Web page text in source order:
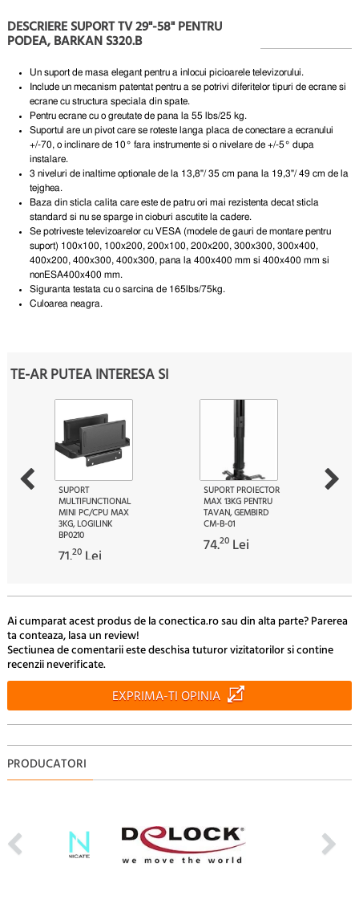
DESCRIERE SUPORT TV 29"-58" PENTRU
PODEA, BARKAN S320.B
Un suport de masa elegant pentru a inlocui picioarele televizorului.
Include un mecanism patentat pentru a se potrivi diferitelor tipuri de ecrane si
ecrane cu structura speciala din spate.
Pentru ecrane cu o greutate de pana la 55 lbs/25 kg.
Suportul are un pivot care se roteste langa placa de conectare a ecranului
+/-70, o inclinare de 10° fara instrumente si o nivelare de +/-5° dupa
instalare.
3 niveluri de inaltime optionale de la 13,8"/ 35 cm pana la 19,3"/ 49 cm de la
tejghea.
Baza din sticla calita care este de patru ori mai rezistenta decat sticla
standard si nu se sparge in cioburi ascutite la cadere.
Se potriveste televizoarelor cu VESA (modele de gauri de montare pentru
suport) 100x100, 100x200, 200x100, 200x200, 300x300, 300x400,
400x200, 400x300, 400x300, pana la 400x400 mm si 400x400 mm si
nonESA400x400 mm.
Siguranta testata cu o sarcina de 165lbs/75kg.
Culoarea neagra.
TE-AR PUTEA INTERESA SI
SUPORT
MULTIFUNCTIONAL
MINI PC/CPU MAX
3KG, LOGILINK
BP0210
71.20 Lei
SUPORT PROIECTOR
MAX 13KG PENTRU
TAVAN, GEMBIRD
CM-B-01
74.20 Lei
Ai cumparat acest produs de la conectica.ro sau din alta parte? Parerea
ta conteaza, lasa un review!
Sectiunea de comentarii este deschisa tuturor vizitatorilor si contine
recenzii neverificate.
EXPRIMA-TI OPINIA
PRODUCATORI